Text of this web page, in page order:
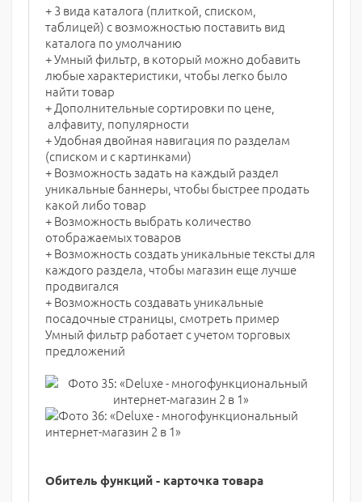
+ 3 вида каталога (плиткой, списком,
таблицей) с возможностью поставить вид
каталога по умолчанию
+ Умный фильтр, в который можно добавить
любые характеристики, чтобы легко было
найти товар
+ Дополнительные сортировки по цене,
алфавиту, популярности
+ Удобная двойная навигация по разделам
(списком и с картинками)
+ Возможность задать на каждый раздел
уникальные баннеры, чтобы быстрее продать
какой либо товар
+ Возможность выбрать количество
отображаемых товаров
+ Возможность создать уникальные тексты для
каждого раздела, чтобы магазин еще лучше
продвигался
+ Возможность создавать уникальные
посадочные страницы, смотреть пример
Умный фильтр работает с учетом торговых
предложений
Обитель функций - карточка товара